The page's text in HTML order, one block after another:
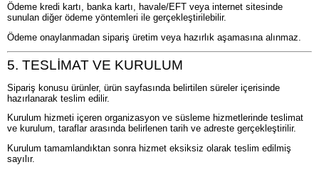
Ödeme kredi kartı, banka kartı, havale/EFT veya internet sitesinde
sunulan diğer ödeme yöntemleri ile gerçekleştirilebilir.
Ödeme onaylanmadan sipariş üretim veya hazırlık aşamasına alınmaz.
5. TESLİMAT VE KURULUM
Sipariş konusu ürünler, ürün sayfasında belirtilen süreler içerisinde
hazırlanarak teslim edilir.
Kurulum hizmeti içeren organizasyon ve süsleme hizmetlerinde teslimat
ve kurulum, taraflar arasında belirlenen tarih ve adreste gerçekleştirilir.
Kurulum tamamlandıktan sonra hizmet eksiksiz olarak teslim edilmiş
sayılır.